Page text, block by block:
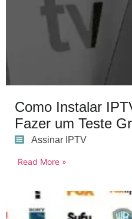
Como Instalar
Fazer um Teste
Assinar IPTV
Read More »